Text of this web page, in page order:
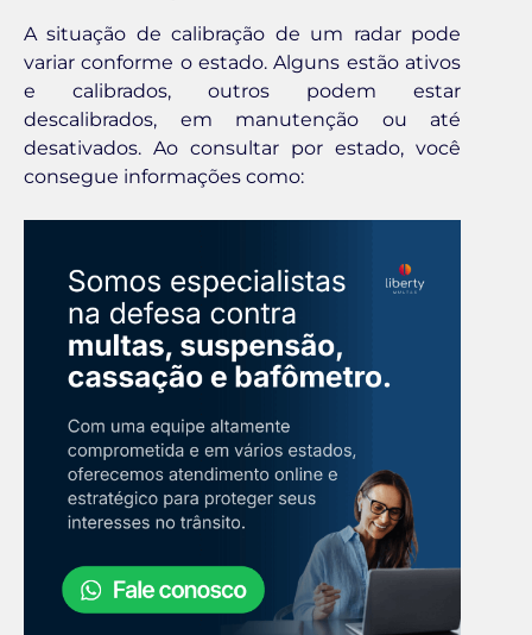
A situação de calibração de um radar pode
variar conforme o estado. Alguns estão ativos
e calibrados, outros podem estar
descalibrados, em manutenção ou até
desativados. Ao consultar por estado, você
consegue informações como: